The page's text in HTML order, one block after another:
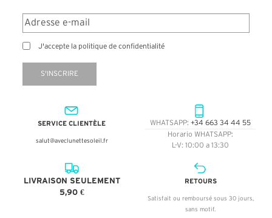
J'accepte la politique de confidentialité
S'INSCRIRE
SERVICE CLIENTÈLE
salut@aveclunettesoleil.fr
WHATSAPP: +34 663 34 44 55
Horario WHATSAPP:
L-V: 10:00 a 13:30
LIVRAISON SEULEMENT
5,90 €
RETOURS
Satisfait ou remboursé sous 30 jours,
sans motif.